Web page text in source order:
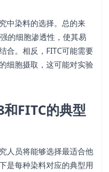
中染料的选择。总的来
的细胞渗透性，使其易
合。相反，FITC可能需要
细胞摄取，这可能对实验
FITC的典型
人员将能够选择最适合他
是每种染料对应的典型用